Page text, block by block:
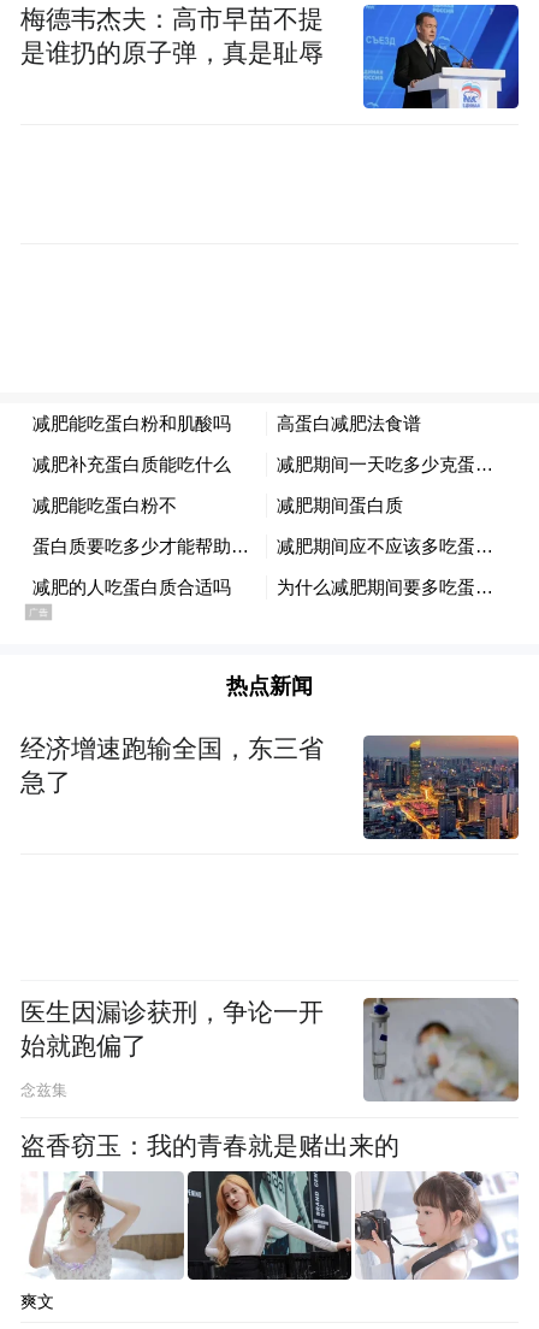
梅德韦杰夫：高市早苗不提
是谁扔的原子弹，真是耻辱
热点新闻
经济增速跑输全国，东三省
急了
医生因漏诊获刑，争论一开
始就跑偏了
念兹集
盗香窃玉：我的青春就是赌出来的
爽文